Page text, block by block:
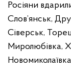
Росіяни
Слов’янськ,
Сіверськ,
Миролюбівка,